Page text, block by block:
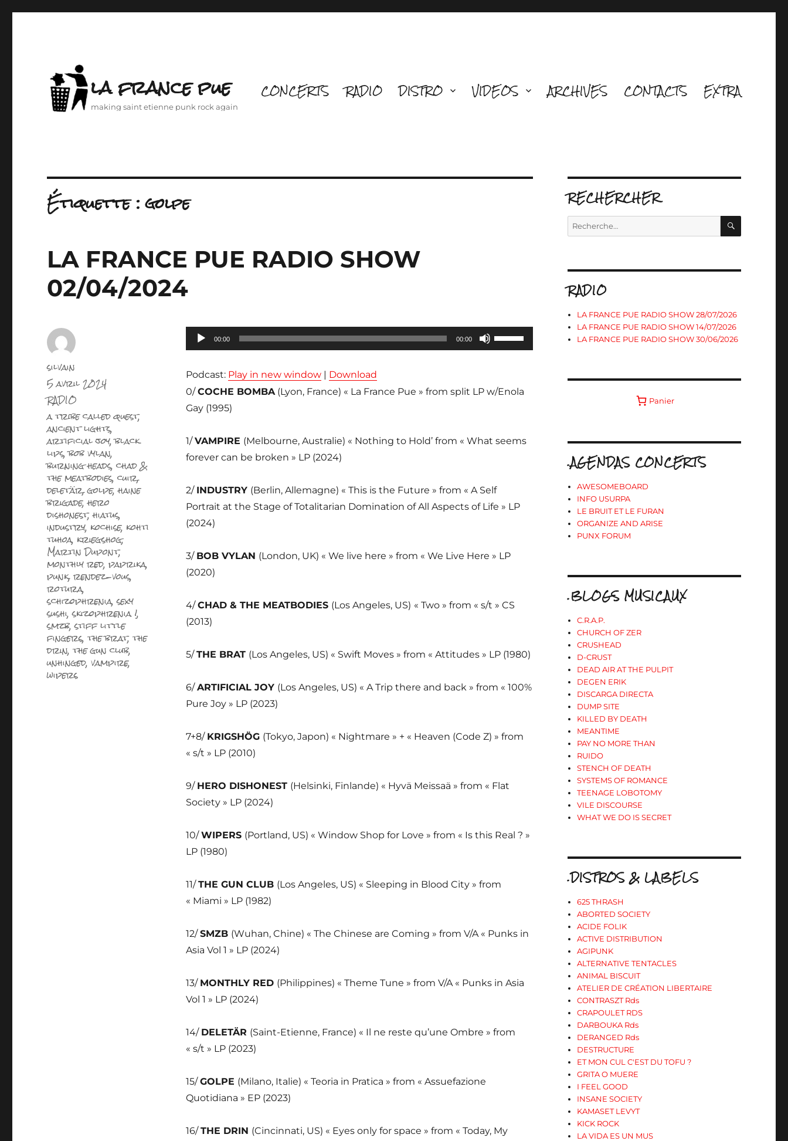
la france pue
making saint etienne punk rock again
CONCERTS RADIO DISTRO VIDEOS ARCHIVES CONTACTS EXTRA
Étiquette :golpe
LA FRANCE PUE RADIO SHOW
02/04/2024
Lecteur
audio
00:00 00:00
Utilisez
les
Podcast: Play in new window| Download
0/COCHE BOMBA(Lyon, France) « La France Pue » from split LP w/Enola
Gay (1995)
1/VAMPIRE (Melbourne, Australie) « Nothing to Hold’ from « What seems
forever can be broken » LP (2024)
2/ INDUSTRY (Berlin, Allemagne) « This is the Future » from « A Self
Portrait at the Stage of Totalitarian Domination of All Aspects of Life » LP
(2024)
3/ BOB VYLAN (London, UK) « We live here » from « We Live Here » LP
(2020)
4/CHAD & THE MEATBODIES (Los Angeles, US) « Two » from « s/t » CS
(2013)
5/THE BRAT (Los Angeles, US) « Swift Moves » from « Attitudes » LP (1980)
6/ARTIFICIAL JOY (Los Angeles, US) « A Trip there and back » from « 100%
Pure Joy » LP (2023)
7+8/ KRIGSHÖG (Tokyo, Japon) « Nightmare » + « Heaven (Code Z) » from
« s/t » LP (2010)
9/ HERO DISHONEST (Helsinki, Finlande) « Hyvä Meissaä » from « Flat
Society » LP (2024)
10/WIPERS (Portland, US) « Window Shop for Love » from « Is this Real ? »
LP (1980)
11/THE GUN CLUB (Los Angeles, US) « Sleeping in Blood City » from
« Miami » LP (1982)
12/SMZB (Wuhan, Chine) « The Chinese are Coming » from V/A « Punks in
Asia Vol 1 » LP (2024)
13/ MONTHLY RED (Philippines) « Theme Tune » from V/A « Punks in Asia
Vol 1 » LP (2024)
14/ DELETÄR (Saint-Etienne, France) « Il ne reste qu’une Ombre » from
« s/t » LP (2023)
15/GOLPE (Milano, Italie) « Teoria in Pratica » from « Assuefazione
Quotidiana » EP (2023)
16/THE DRIN (Cincinnati, US) « Eyes only for space » from « Today, My
Auteur
silvain
Publié
le
5 avril 2024
Catégories
RADIO
Étiquettes
a tribe called quest,
ancient lights,
artificial joy,black
lips,bob vylan,
burning heads,chad &
the meatbodies,cuir,
deletär,golpe,haine
brigade,hero
dishonest,hiatus,
industry, kochise, kohti
tuhoa, kriegshog,
Martin Dupont,
monthly red,paprika,
punk,rendez-vous,
rotura,
schizophrenia,sexy
sushi,skizophrenia !,
smzb,stiff little
fingers,the brat,the
drin,the gun club,
unhinged,vampire,
wipers
RECHERCHER
Recherche
RADIO
LA FRANCE PUE RADIO SHOW 28/07/2026
LA FRANCE PUE RADIO SHOW 14/07/2026
LA FRANCE PUE RADIO SHOW 30/06/2026
Panier
.AGENDAS CONCERTS
AWESOMEBOARD
INFO USURPA
LE BRUIT ET LE FURAN
ORGANIZE AND ARISE
PUNX FORUM
.BLOGS MUSICAUX
C.R.A.P.
CHURCH OF ZER
CRUSHEAD
D-CRUST
DEAD AIR AT THE PULPIT
DEGEN ERIK
DISCARGA DIRECTA
DUMP SITE
KILLED BY DEATH
MEANTIME
PAY NO MORE THAN
RUIDO
STENCH OF DEATH
SYSTEMS OF ROMANCE
TEENAGE LOBOTOMY
VILE DISCOURSE
WHAT WE DO IS SECRET
.DISTROS & LABELS
625 THRASH
ABORTED SOCIETY
ACIDE FOLIK
ACTIVE DISTRIBUTION
AGIPUNK
ALTERNATIVE TENTACLES
ANIMAL BISCUIT
ATELIER DE CRÉATION LIBERTAIRE
CONTRASZT Rds
CRAPOULET RDS
DARBOUKA Rds
DERANGED Rds
DESTRUCTURE
ET MON CUL C'EST DU TOFU ?
GRITA O MUERE
I FEEL GOOD
INSANE SOCIETY
KAMASET LEVYT
KICK ROCK
LA VIDA ES UN MUS